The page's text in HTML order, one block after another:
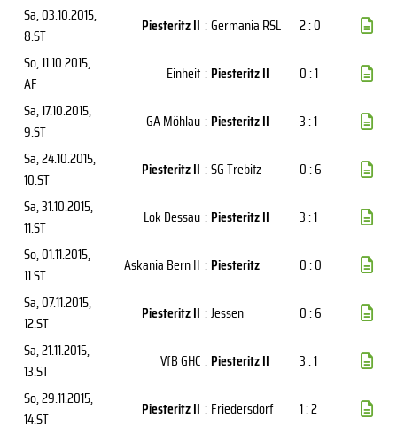
Sa, 03.10.2015,
8.ST
Piesteritz II :Germania RSL
2 : 0
So, 11.10.2015,
AF
Einheit : Piesteritz II
0 : 1
Sa, 17.10.2015,
9.ST
GA Möhlau : Piesteritz II
3 : 1
Sa, 24.10.2015,
10.ST
Piesteritz II :SG Trebitz
0 : 6
Sa, 31.10.2015,
11.ST
Lok Dessau : Piesteritz II
3 : 1
So, 01.11.2015,
11.ST
Askania Bern II : Piesteritz
0 : 0
Sa, 07.11.2015,
12.ST
Piesteritz II :Jessen
0 : 6
Sa, 21.11.2015,
13.ST
VfB GHC : Piesteritz II
3 : 1
So, 29.11.2015,
14.ST
Piesteritz II : Friedersdorf
1 : 2